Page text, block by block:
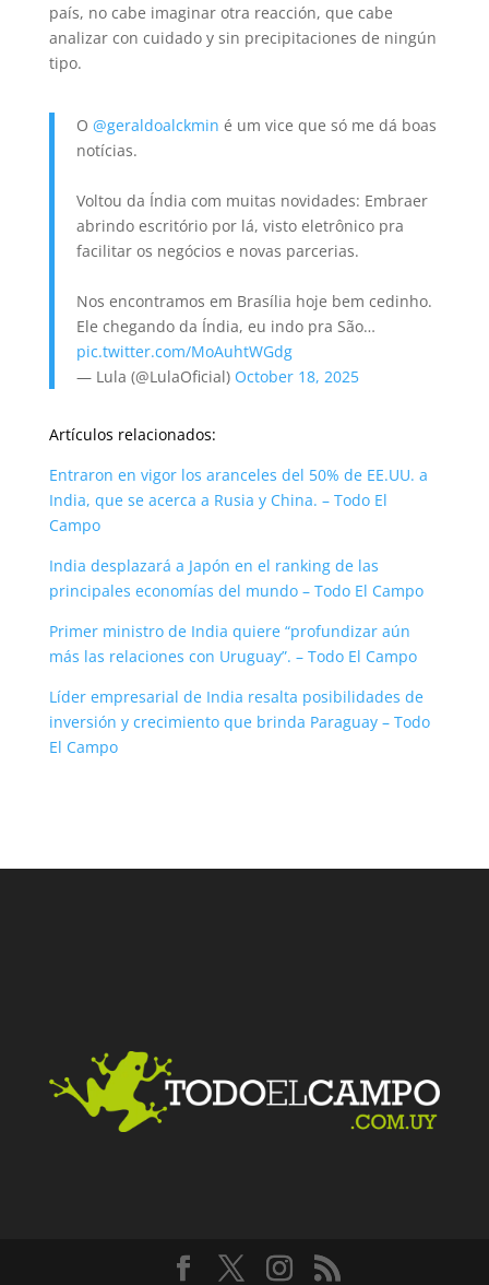
país, no cabe imaginar otra reacción, que cabe
analizar con cuidado y sin precipitaciones de ningún
tipo.
O @geraldoalckmin é um vice que só me dá boas
notícias.
Voltou da Índia com muitas novidades: Embraer
abrindo escritório por lá, visto eletrônico pra
facilitar os negócios e novas parcerias.
Nos encontramos em Brasília hoje bem cedinho.
Ele chegando da Índia, eu indo pra São…
pic.twitter.com/MoAuhtWGdg
— Lula (@LulaOficial) October 18, 2025
Artículos relacionados:
Entraron en vigor los aranceles del 50% de EE.UU. a
India, que se acerca a Rusia y China. – Todo El
Campo
India desplazará a Japón en el ranking de las
principales economías del mundo – Todo El Campo
Primer ministro de India quiere “profundizar aún
más las relaciones con Uruguay”. – Todo El Campo
Líder empresarial de India resalta posibilidades de
inversión y crecimiento que brinda Paraguay – Todo
El Campo